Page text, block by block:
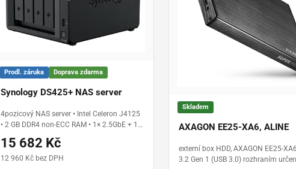
Prodl. záruka Doprava zdarma
Synology DS425+ NAS server
4pozicový NAS server • Intel Celeron J4125
• 2 GB DDR4 non-ECC RAM • 1× 2.5GbE + 1×
3,5”/2,5” SATA HDD/SSD • 2× M.2 NVMe
SSD • DiskStation Manager (DSM) • pro
15 682 Kč
12 960 Kč bez DPH
Skladem
AXAGON EE25-XA6, ALINE
externí box HDD, AXAGON EE25-
3.2 Gen 1 (USB 3.0) rozhraním